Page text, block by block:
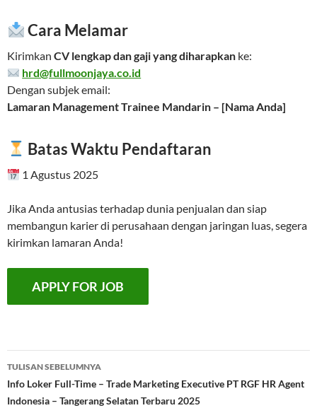
Cara Melamar
Kirimkan CV lengkap dan gaji yang diharapkan ke:
hrd@fullmoonjaya.co.id
Dengan subjek email:
Lamaran Management Trainee Mandarin – [Nama Anda]
Batas Waktu Pendaftaran
1 Agustus 2025
Jika Anda antusias terhadap dunia penjualan dan siap
membangun karier di perusahaan dengan jaringan luas, segera
kirimkan lamaran Anda!
Navigasi
Tulisan
TULISAN SEBELUMNYA
Info Loker Full-Time – Trade Marketing Executive PT RGF HR Agent
Indonesia – Tangerang Selatan Terbaru 2025